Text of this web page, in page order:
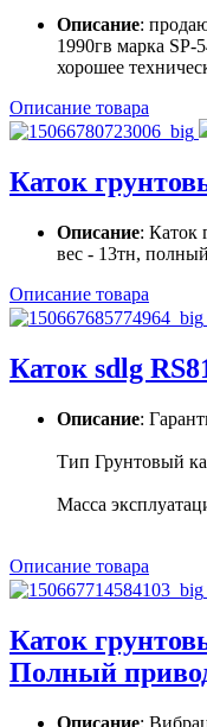
Описание:
1990гв марка
хорошее
Описание товара
Каток
Описание: Каток
вес - 13тн,
Описание товара
Каток sdlg
Описание:
Тип Грунтовый
Масса
Описание товара
Каток
Полный
Описание: